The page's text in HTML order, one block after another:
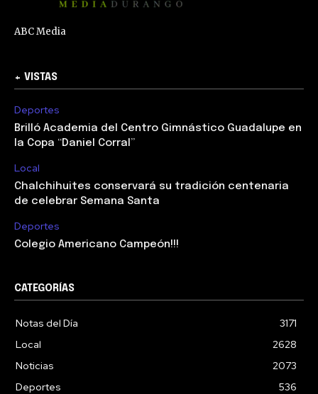
ABC Media
+ VISTAS
Deportes
Brilló Academia del Centro Gimnástico Guadalupe en
la Copa “Daniel Corral”
Local
Chalchihuites conservará su tradición centenaria
de celebrar Semana Santa
Deportes
Colegio Americano Campeón!!!
CATEGORÍAS
Notas del Día
3171
Local
2628
Noticias
2073
Deportes
536